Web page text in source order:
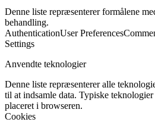
Denne liste repræsenterer formålene
behandling.
AuthenticationUser Preferences
Settings
Anvendte teknologier
Denne liste repræsenterer alle
til at indsamle data. Typiske
placeret i browseren.
Cookies